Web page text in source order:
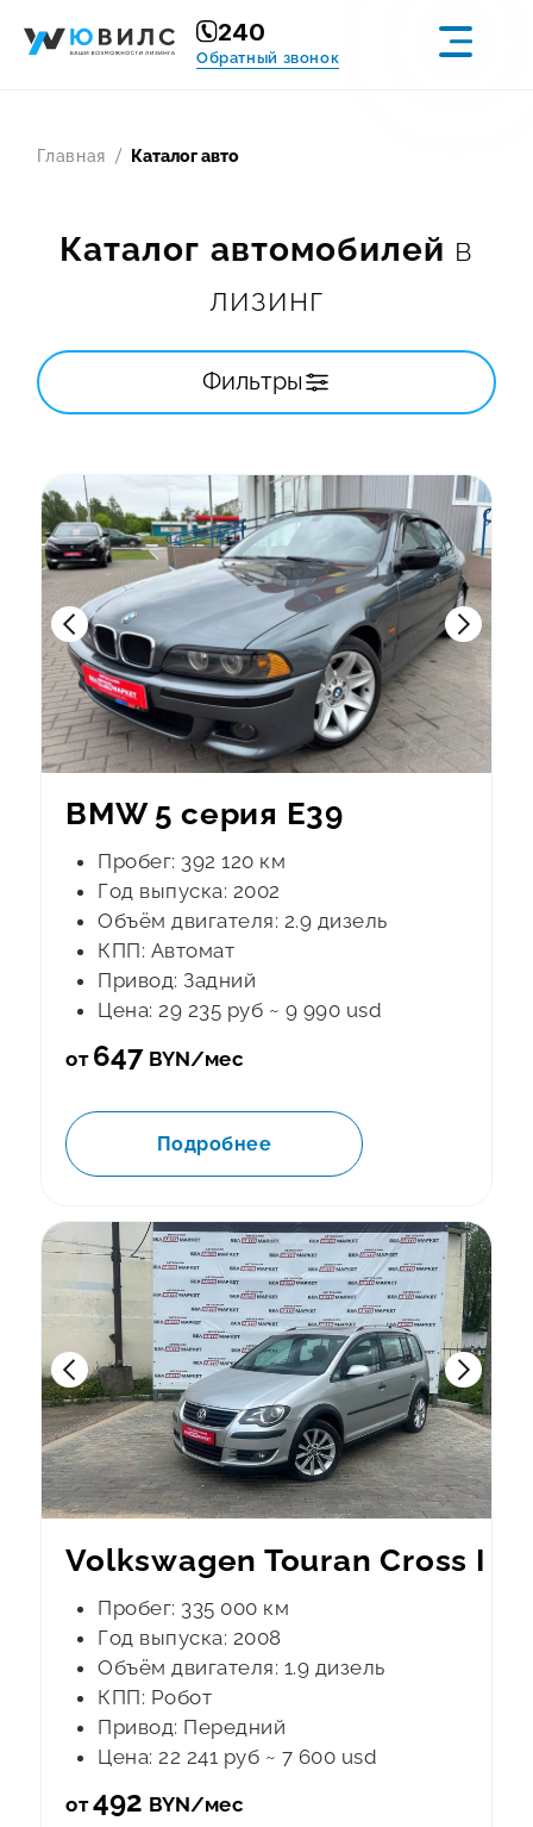
УСЛУГИ
КАТАЛОГ АВТО
ВАКАНСИИ
КЕЙСЫ
СТАТЬИ
ESG
КОНТАКТЫ
240
Обратный звонок
Главная Каталог авто
Каталог автомобилей в
лизинг
Фильтры
BMW 5 серия E39
Пробег: 392 120 км
Год выпуска: 2002
Объём двигателя: 2.9 дизель
КПП: Автомат
Привод: Задний
Цена: 29 235 руб ~ 9 990 usd
от 647BYN/мес
Подробнее
Volkswagen Touran Cross I
Пробег: 335 000 км
Год выпуска: 2008
Объём двигателя: 1.9 дизель
КПП: Робот
Привод: Передний
Цена: 22 241 руб ~ 7 600 usd
от492 BYN/мес